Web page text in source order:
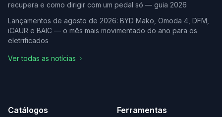
recupera e como dirigir com um pedal só — guia 2026
Lançamentos de agosto de 2026: BYD Mako, Omoda 4, DFM,
iCAUR e BAIC — o mês mais movimentado do ano para os
eletrificados
Ver todas as notícias
Catálogos Ferramentas